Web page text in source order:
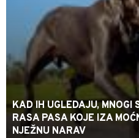
KAD IH UGLEDAJU, MNOGI
RASA PASA KOJE IZA
NJEŽNU NARAV